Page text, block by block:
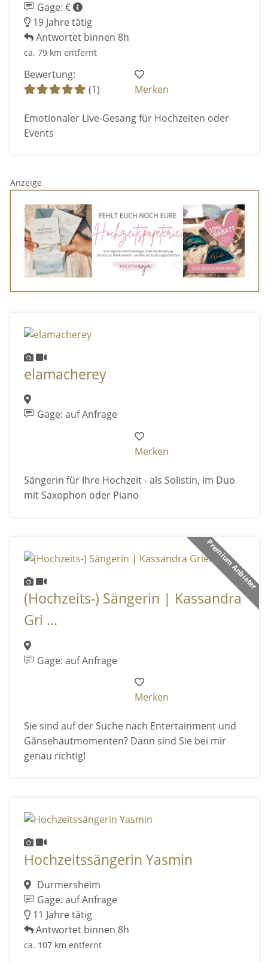
Gage: €
19 Jahre tätig
Antwortet binnen 8h
ca. 79 km entfernt
Bewertung:
(1)
Merken
Emotionaler Live-Gesang für Hochzeiten oder
Events
Anzeige
elamacherey
Gage: auf Anfrage
Merken
Sängerin für Ihre Hochzeit - als Solistin, im Duo
mit Saxophon oder Piano
Premium Anbieter
(Hochzeits-) Sängerin | Kassandra
Gri ...
Gage: auf Anfrage
Merken
Sie sind auf der Suche nach Entertainment und
Gänsehautmomenten? Dann sind Sie bei mir
genau richtig!
Hochzeitssängerin Yasmin
Durmersheim
Gage: auf Anfrage
11 Jahre tätig
Antwortet binnen 8h
ca. 107 km entfernt